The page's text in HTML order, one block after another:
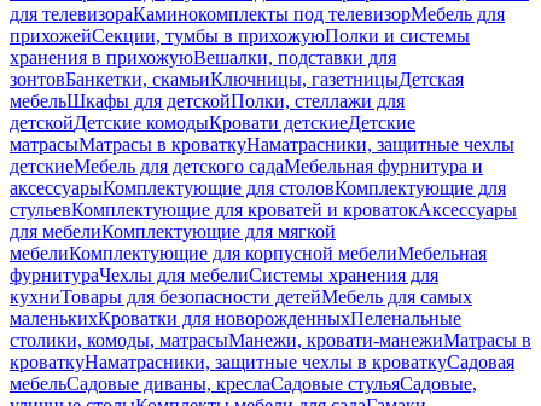
для телевизораКаминокомплекты под телевизорМебель для
прихожейСекции, тумбы в прихожуюПолки и системы
хранения в прихожуюВешалки, подставки для
зонтовБанкетки, скамьиКлючницы, газетницыДетская
мебельШкафы для детскойПолки, стеллажи для
детскойДетские комодыКровати детскиеДетские
матрасыМатрасы в кроваткуНаматрасники, защитные чехлы
детскиеМебель для детского садаМебельная фурнитура и
аксессуарыКомплектующие для столовКомплектующие для
стульевКомплектующие для кроватей и кроватокАксессуары
для мебелиКомплектующие для мягкой
мебелиКомплектующие для корпусной мебелиМебельная
фурнитураЧехлы для мебелиСистемы хранения для
кухниТовары для безопасности детейМебель для самых
маленькихКроватки для новорожденныхПеленальные
столики, комоды, матрасыМанежи, кровати-манежиМатрасы в
кроваткуНаматрасники, защитные чехлы в кроваткуСадовая
мебельСадовые диваны, креслаСадовые стульяСадовые,